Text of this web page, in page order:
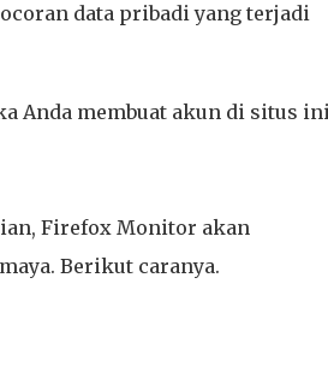
data pribadi yang terjadi
Anda membuat akun di situs
Firefox Monitor akan
Berikut caranya.